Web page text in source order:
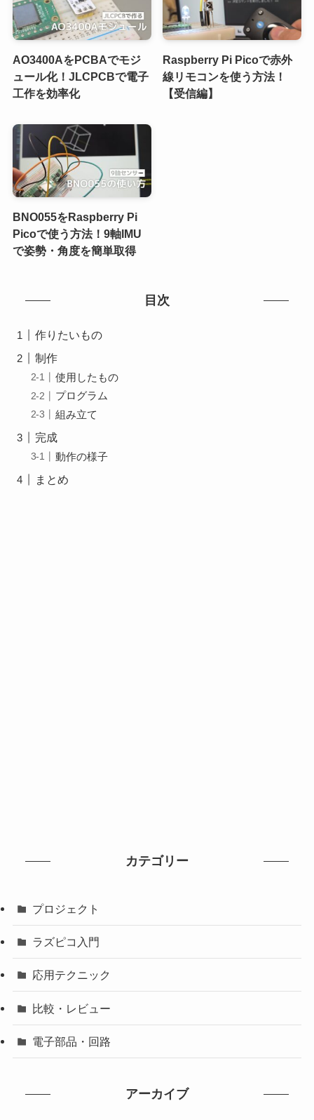
AO3400AをPCBAでモジ
ュール化！JLCPCBで電子
工作を効率化
Raspberry Pi Picoで赤外
線リモコンを使う方法！
【受信編】
BNO055をRaspberry Pi
Picoで使う方法！9軸IMU
で姿勢・角度を簡単取得
目次
作りたいもの
制作
使用したもの
プログラム
組み立て
完成
動作の様子
まとめ
カテゴリー
プロジェクト
ラズピコ入門
応用テクニック
比較・レビュー
電子部品・回路
アーカイブ